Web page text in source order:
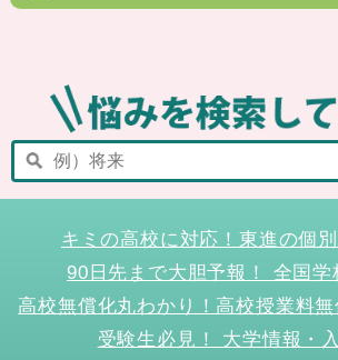
キミの高校に対応！東進の個
90日先まで大胆予報！ 全国学
高校無償化丸わかり！高校授業料
受験生必見！ 大学情報・